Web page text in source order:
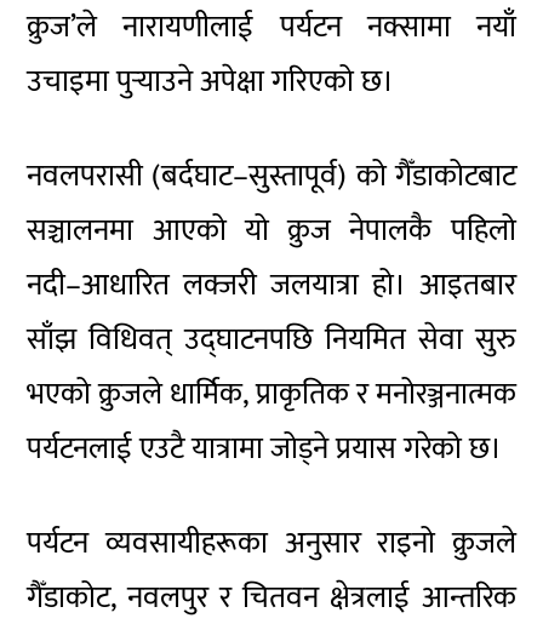
क्रुज’ले नारायणीलाई पर्यटन नक्सामा नयाँ
उचाइमा पुर्‍याउने अपेक्षा गरिएको छ।
नवलपरासी (बर्दघाट–सुस्तापूर्व) को गैँडाकोटबाट
सञ्चालनमा आएको यो क्रुज नेपालकै पहिलो
नदी–आधारित लक्जरी जलयात्रा हो। आइतबार
साँझ विधिवत् उद्घाटनपछि नियमित सेवा सुरु
भएको क्रुजले धार्मिक, प्राकृतिक र मनोरञ्जनात्मक
पर्यटनलाई एउटै यात्रामा जोड्ने प्रयास गरेको छ।
पर्यटन व्यवसायीहरूका अनुसार राइनो क्रुजले
गैँडाकोट, नवलपुर र चितवन क्षेत्रलाई आन्तरिक